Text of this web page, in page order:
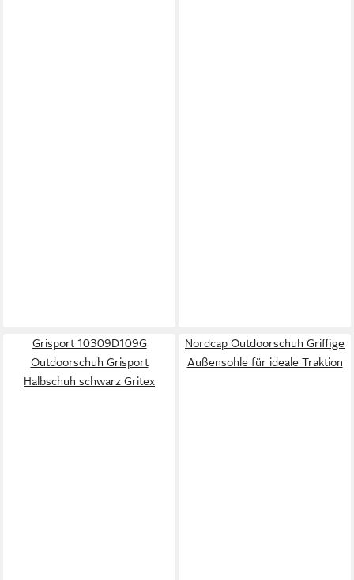
Grisport 10309D109G
Outdoorschuh Grisport
Halbschuh schwarz Gritex
Nordcap Outdoorschuh Griffige
Außensohle für ideale Traktion